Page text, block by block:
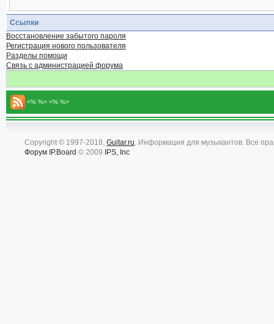
Ссылки
Восстановление забытого пароля
Регистрация нового пользователя
Разделы помощи
Связь с администрацией форума
<% %> <% %>
Copyright © 1997-2018, Guitar.ru. Информация для музыкантов. Все
Форум IP.Board © 2009 IPS, Inc